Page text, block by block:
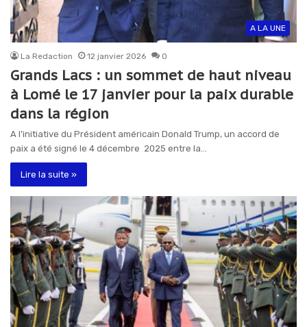
A LA UNE
La Redaction 12 janvier 2026 0
Grands Lacs : un sommet de haut niveau
à Lomé le 17 janvier pour la paix durable
dans la région
A l’initiative du Président américain Donald Trump, un accord de
paix a été signé le 4 décembre 2025 entre la…
Lire la suite »